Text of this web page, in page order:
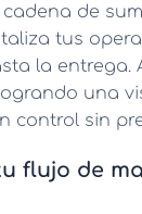
cadena de
tus
la entrega.
una
control sin
flujo de